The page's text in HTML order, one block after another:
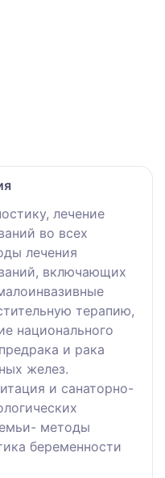
лечение
во всех
лечения
включающих
терапию,
национального
и рака
желез.
и санаторно-
методы
беременности